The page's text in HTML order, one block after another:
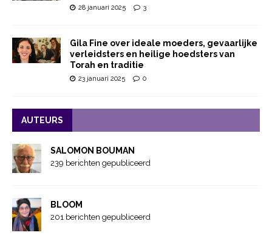
28 januari 2025 3
Gila Fine over ideale moeders, gevaarlijke
verleidsters en heilige hoedsters van
Torah en traditie
23 januari 2025 0
AUTEURS
SALOMON BOUMAN
239 berichten gepubliceerd
BLOOM
201 berichten gepubliceerd